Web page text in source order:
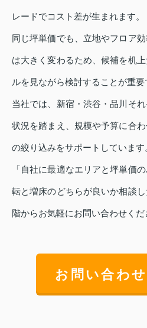
レードでコスト差が生まれます。
同じ坪単価でも、立地やフロア
は大きく変わるため、候補を机
ルを見ながら検討することが重要
当社では、新宿・渋谷・品川そ
状況を踏まえ、規模や予算に合
の絞り込みをサポートしています
「自社に最適なエリアと坪単価
転と増床のどちらが良いか相談
階からお気軽にお問い合わせくだ
お問い合わ